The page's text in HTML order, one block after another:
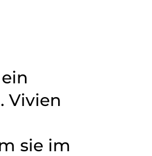
Vivien
sie im